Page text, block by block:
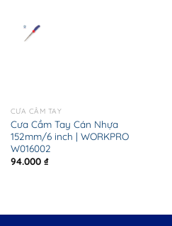
CƯA CẦM TAY
Cưa Cầm Tay Cán Nhựa
152mm/6 inch | WORKPRO
W016002
94.000 ₫